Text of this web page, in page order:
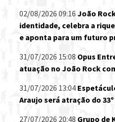
02/08/2026 09:16 João
identidade, celebra a
e aponta para um futuro
31/07/2026 15:08 Opus
atuação no João Rock
31/07/2026 13:04
Araujo será atração do 33º
27/07/2026 20:48 Grupo de